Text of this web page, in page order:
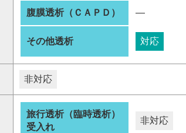
腹膜透析（ＣＡＰＤ） ―
その他透析 対応
非対応
旅行透析（臨時透析）
受入れ
非対応